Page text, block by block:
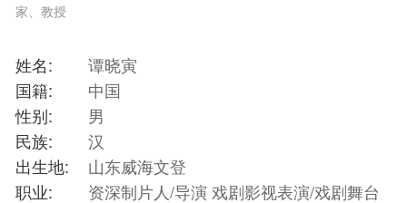
家、教授
姓名:
谭晓寅
国籍:
中国
性别:
男
民族:
汉
出生地:
山东威海文登
职业:
资深制片人/导演 戏剧影视表演/戏剧舞台